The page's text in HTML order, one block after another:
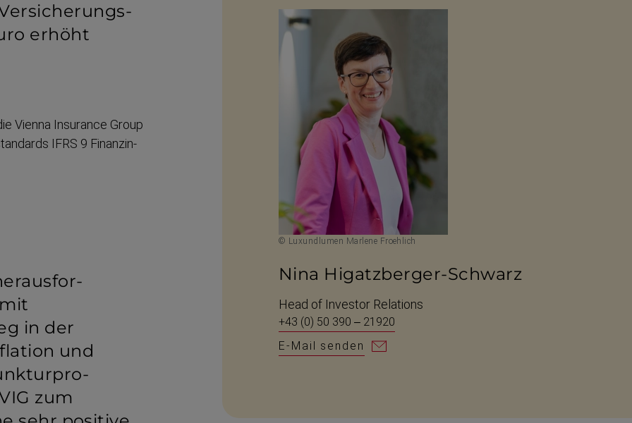
Versiche­rungs­
erhöht
Vienna Insurance Group
IFRS 9 Finanz­in­
in der
und
zum
© Luxundlumen Marlene Froehlich
Nina Higatzberger-Schwarz
Head of Investor Relations
+43 (0) 50 390 – 21920
E-Mail senden